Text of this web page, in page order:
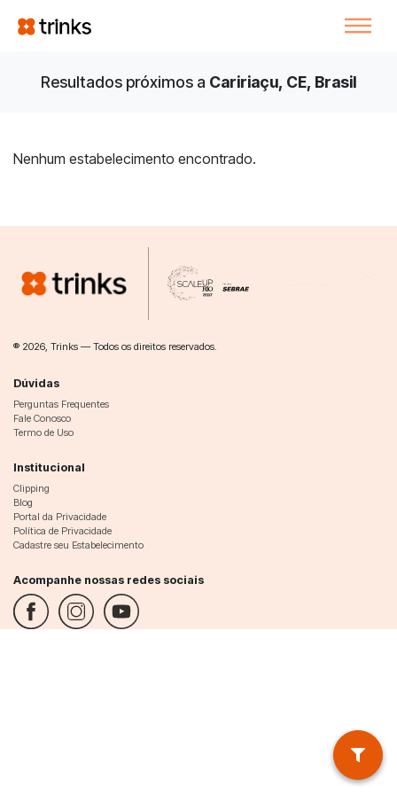
Resultados próximos a Caririaçu, CE, Brasil
Nenhum estabelecimento encontrado.
® 2026, Trinks — Todos os direitos reservados.
Dúvidas
Perguntas Frequentes
Fale Conosco
Termo de Uso
Institucional
Clipping
Blog
Portal da Privacidade
Política de Privacidade
Cadastre seu Estabelecimento
Acompanhe nossas redes sociais